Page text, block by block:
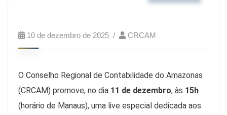
10 de dezembro de 2025 CRCAM
O Conselho Regional de Contabilidade do Amazonas
(CRCAM) promove, no dia 11 de dezembro, às 15h
(horário de Manaus), uma live especial dedicada aos